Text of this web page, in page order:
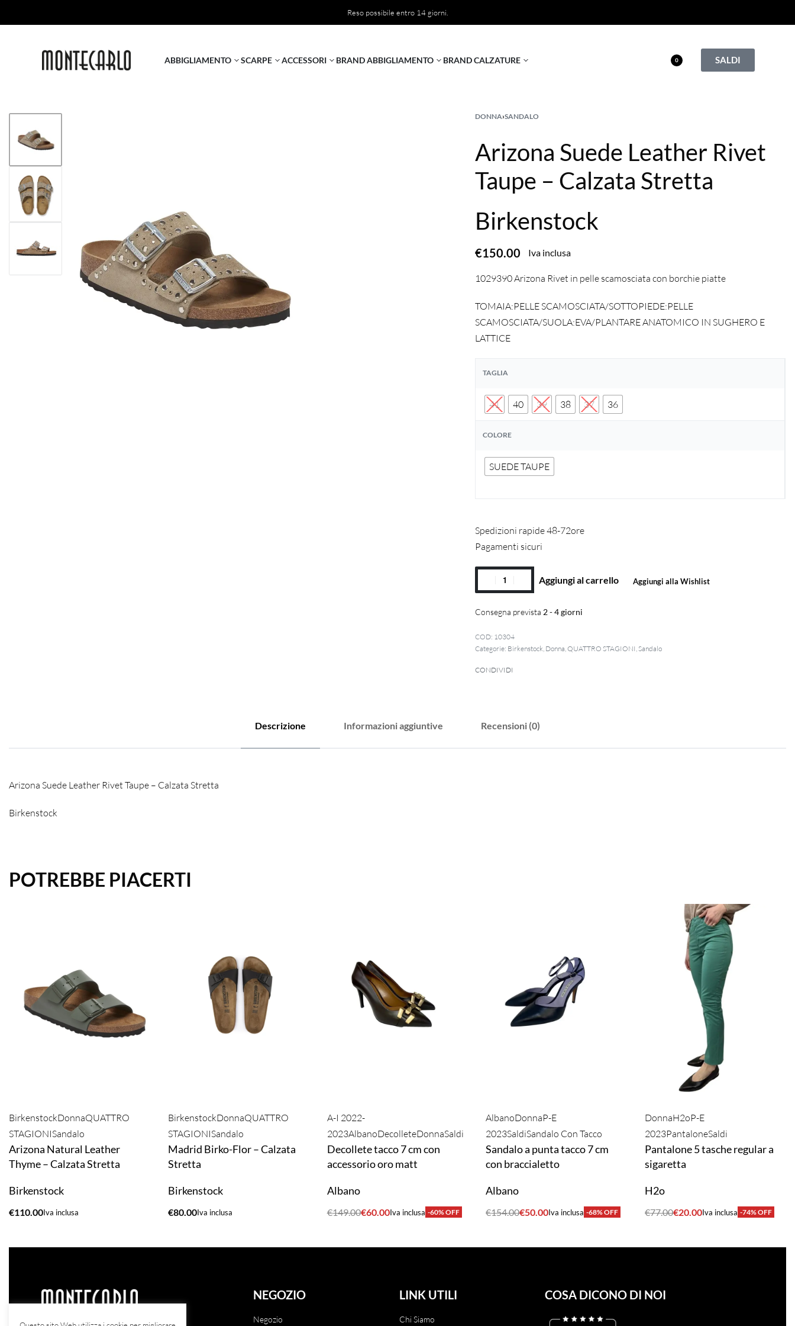
Reso possibile entro 14 giorni.
ABBIGLIAMENTO SCARPE ACCESSORI BRAND ABBIGLIAMENTO BRAND CALZATURE 0 SALDI
DONNA›SANDALO
Arizona Suede Leather Rivet
Taupe – Calzata Stretta
Birkenstock
€150.00 Iva inclusa
1029390 Arizona Rivet in pelle scamosciata con borchie piatte
TOMAIA:PELLE SCAMOSCIATA/SOTTOPIEDE:PELLE
SCAMOSCIATA/SUOLA:EVA/PLANTARE ANATOMICO IN SUGHERO E
LATTICE
TAGLIA
41 40 39 38 37 36
COLORE
SUEDE TAUPE
Spedizioni rapide 48-72ore
Pagamenti sicuri
Aggiungi al carrello Aggiungi alla Wishlist
Consegna prevista 2 - 4 giorni
10304
Categorie: Birkenstock, Donna,QUATTRO STAGIONI,Sandalo
CONDIVIDI
Descrizione Informazioni aggiuntive Recensioni (0)
Arizona Suede Leather Rivet Taupe – Calzata Stretta
Birkenstock
POTREBBE PIACERTI
BirkenstockDonnaQUATTRO
STAGIONISandalo
Arizona Natural Leather
Thyme – Calzata Stretta
Birkenstock
€110.00Iva inclusa
BirkenstockDonnaQUATTRO
STAGIONISandalo
Madrid Birko-Flor – Calzata
Stretta
Birkenstock
€80.00Iva inclusa
A-I 2022-
2023AlbanoDecolleteDonnaSaldi
Decollete tacco 7 cm con
accessorio oro matt
Albano
€149.00€60.00Iva inclusa -60% OFF
AlbanoDonnaP-E
2023SaldiSandalo Con Tacco
Sandalo a punta tacco 7 cm
con braccialetto
Albano
€154.00€50.00Iva inclusa -68% OFF
DonnaH2oP-E
2023PantaloneSaldi
Pantalone 5 tasche regular a
sigaretta
H2o
€77.00€20.00Iva inclusa -74% OFF
NEGOZIO
Negozio
LINK UTILI
Chi Siamo
COSA DICONO DI NOI